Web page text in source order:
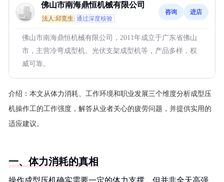
佛山市南海鼎恒机械有限公司
法人:邱竞生 通过深度核验
咨询 进店
佛山市南海鼎恒机械有限公司，2011年成立于广东省佛山
市，主营冷弯成型机、光伏支架成型机等，产品多样，权
威可靠。
介绍： 本文从体力消耗、工作环境和职业发展三个维度分析成型压
机操作工的工作强度，解答从业者关心的疲劳问题，并提供实用的
适应建议。
一、体力消耗的真相
操作成型压机确实需要一定的体力支撑，但并非全天高强